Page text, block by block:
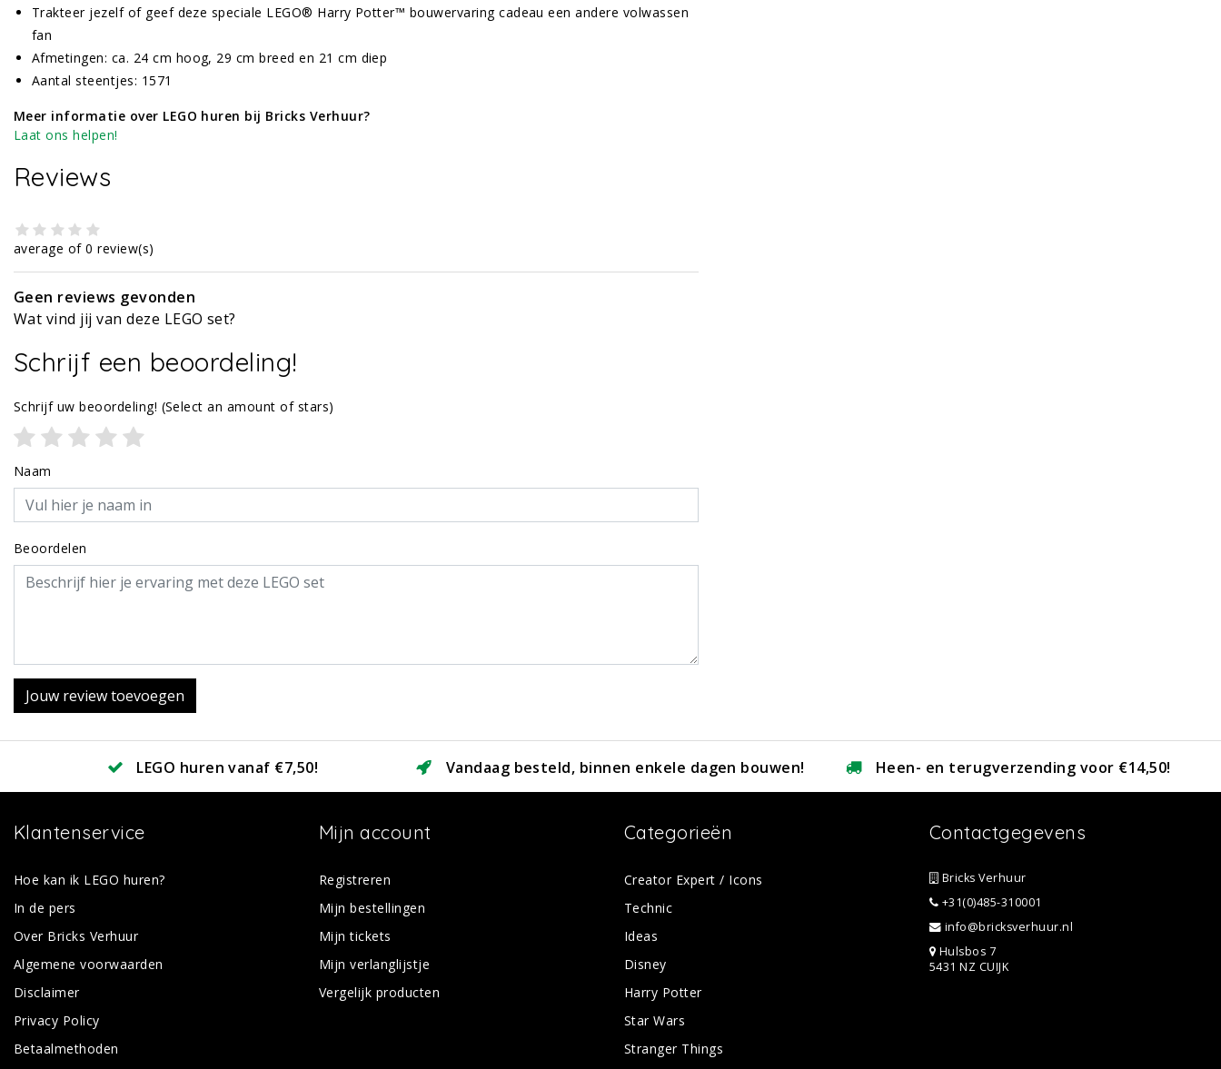
Trakteer jezelf of geef deze speciale LEGO® Harry Potter™ bouwervaring cadeau een andere volwassen
fan
Afmetingen: ca. 24 cm hoog, 29 cm breed en 21 cm diep
Aantal steentjes: 1571
Meer informatie over LEGO huren bij Bricks Verhuur?
Laat ons helpen!
Reviews
average of 0 review(s)
Geen reviews gevonden
Wat vind jij van deze LEGO set?
Schrijf een beoordeling!
Schrijf uw beoordeling! (Select an amount of stars)
Naam
Beoordelen
Jouw review toevoegen
LEGO huren vanaf €7,50! Vandaag besteld, binnen enkele dagen bouwen! Heen- en terugverzending voor €14,50!
Klantenservice
Hoe kan ik LEGO huren?
In de pers
Over Bricks Verhuur
Algemene voorwaarden
Disclaimer
Privacy Policy
Betaalmethoden
Mijn account
Registreren
Mijn bestellingen
Mijn tickets
Mijn verlanglijstje
Vergelijk producten
Categorieën
Creator Expert / Icons
Technic
Ideas
Disney
Harry Potter
Star Wars
Stranger Things
Contactgegevens
Bricks Verhuur
+31(0)485-310001
info@bricksverhuur.nl
Hulsbos 7
5431 NZ CUIJK